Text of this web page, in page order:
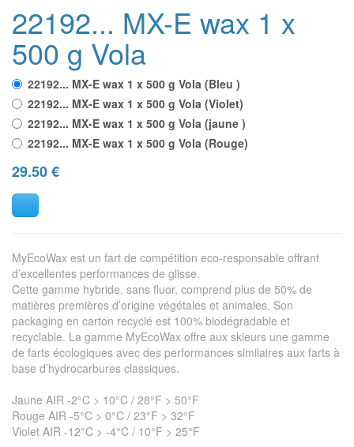
22192... MX-E wax 1 x
500 g Vola
22192... MX-E wax 1 x 500 g Vola (Bleu )
22192... MX-E wax 1 x 500 g Vola (Violet)
22192... MX-E wax 1 x 500 g Vola (jaune )
22192... MX-E wax 1 x 500 g Vola (Rouge)
29.50€
MyEcoWax est un fart de compétition eco-responsable offrant
d’excellentes performances de glisse.
Cette gamme hybride, sans fluor, comprend plus de 50% de
matières premières d’origine végétales et animales. Son
packaging en carton recyclé est 100% biodégradable et
recyclable. La gamme MyEcoWax offre aux skieurs une gamme
de farts écologiques avec des performances similaires aux farts à
base d’hydrocarbures classiques.
Jaune AIR -2°C > 10°C / 28°F > 50°F
Rouge AIR -5°C > 0°C / 23°F > 32°F
Violet AIR -12°C > -4°C / 10°F > 25°F